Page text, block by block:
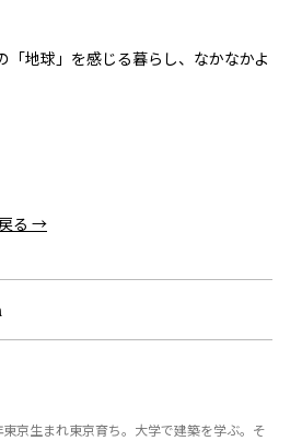
「地球」を感じる暮らし、なかなかよ
る →
京生まれ東京育ち。大学で建築を学ぶ。そ